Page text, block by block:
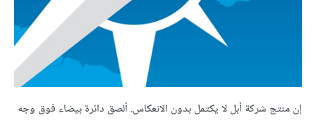
إن منتج شركة أبل لا يكتمل بدون الانعكاس. ألصق دائرة بيضاء فوق وجه